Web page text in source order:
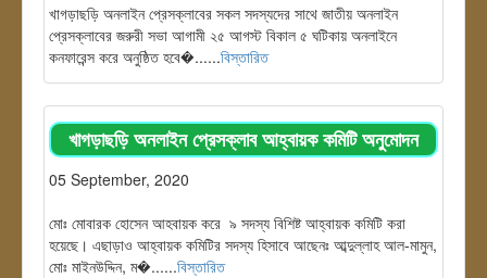
খাগড়াছড়ি অনলাইন প্রেসক্লাবের সকল সদস্যদের সাথে জাতীয় অনলাইন
প্রেসক্লাবের জরুরী সভা আগামী ২৫ আগস্ট বিকাল ৫ ঘটিকায় অনলাইনে
কনফারেন্স করে অনুষ্ঠিত হবে�......বিস্তারিত
খাগড়াছড়ি অনলাইন প্রেসক্লাব আহ্বায়ক কমিটি অনুমোদন
05 September, 2020
মোঃ মোবারক হোসেন আহবায়ক করে ৯ সদস্য বিশিষ্ট আহ্বায়ক কমিটি করা
হয়েছে। এছাড়াও আহ্বায়ক কমিটির সদস্য হিসাবে আছেনঃ আব্দুল্লাহ আল-মামুন,
মোঃ মাইনউদ্দিন, ম�......বিস্তারিত